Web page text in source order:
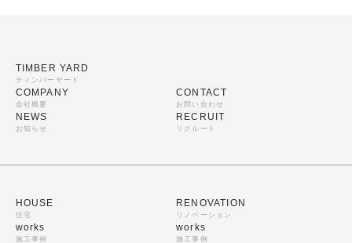
TIMBER YARD
ティンバーヤード
COMPANY
会社概要
NEWS
お知らせ
CONTACT
お問い合わせ
RECRUIT
リクルート
HOUSE
住宅
works
施工事例
RENOVATION
リノベーション
works
施工事例